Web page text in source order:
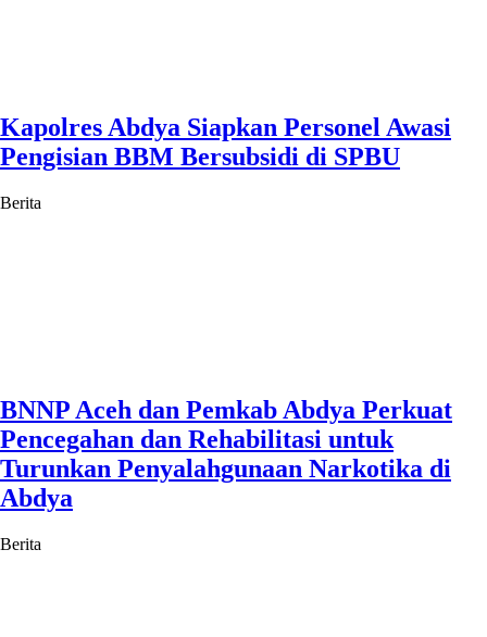
Kapolres Abdya Siapkan Personel Awasi
Pengisian BBM Bersubsidi di SPBU
Berita
BNNP Aceh dan Pemkab Abdya Perkuat
Pencegahan dan Rehabilitasi untuk
Turunkan Penyalahgunaan Narkotika di
Abdya
Berita